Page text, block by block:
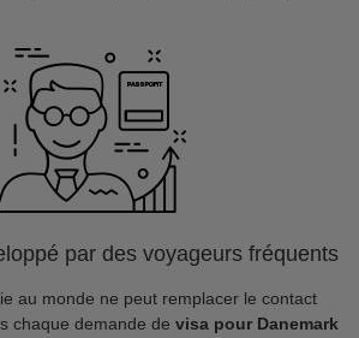
par des voyageurs fréquents
au monde ne peut remplacer le contact
chaque demande de visa pour Danemark